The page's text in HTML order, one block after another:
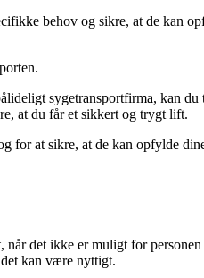
behov og sikre, at de kan
sygetransportfirma, kan
at du får et sikkert og trygt lift.
for at sikre, at de kan opfylde
det ikke er muligt for
kan være nyttigt.